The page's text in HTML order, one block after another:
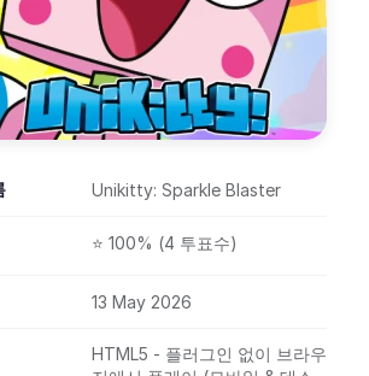
Unikitty: Sparkle Blaster
⭐ 100% (4 투표수)
13 May 2026
HTML5 - 플러그인 없이 브라우